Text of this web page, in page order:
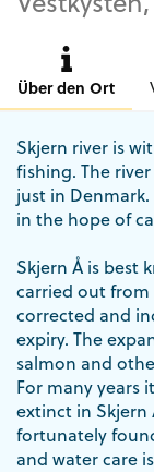
Über den Ort
Skjern river is
fishing. The
just in
in the hope of
Skjern Å is best
carried out from
corrected and
expiry. The
salmon and
For many years
extinct in
fortunately
and water care